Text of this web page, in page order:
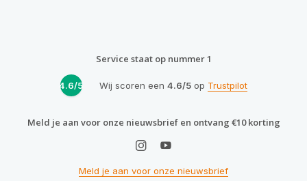
Service staat op nummer 1
4.6/5 Wij scoren een 4.6/5op Trustpilot
Meld je aan voor onze nieuwsbrief en ontvang €10 korting
Meld je aan voor onze nieuwsbrief